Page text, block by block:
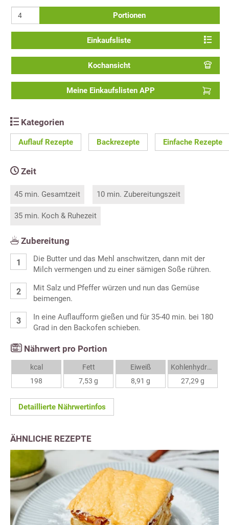
Portionen
Einkaufsliste
Kochansicht
Meine Einkaufslisten APP
Kategorien
Auflauf Rezepte Backrezepte Einfache Rezepte
Zeit
45 min. Gesamtzeit 10 min. Zubereitungszeit
35 min. Koch & Ruhezeit
Zubereitung
Die Butter und das Mehl anschwitzen, dann mit der
Milch vermengen und zu einer sämigen Soße rühren.
Mit Salz und Pfeffer würzen und nun das Gemüse
beimengen.
In eine Auflaufform gießen und für 35-40 min. bei 180
Grad in den Backofen schieben.
Nährwert pro Portion
kcal
198
Fett
7,53 g
Eiweiß
8,91 g
Kohlenhydrate
27,29 g
Detaillierte Nährwertinfos
ÄHNLICHE REZEPTE